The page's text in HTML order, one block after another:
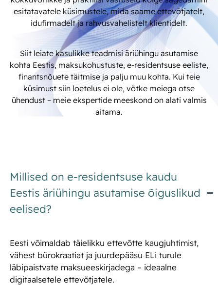
esitatavatele küsimustele, mida saame ettevõtjatelt,
idufirmadelt ja rahvusvahelistelt klientidelt.
Siit leiate kasulikke teadmisi äriühingu asutamise
kohta Eestis, maksukohustuste, e-residentsuse eeliste,
finantsnõuete täitmise ja palju muu kohta. Kui teie
küsimust siin loetelus ei ole, võtke meiega otse
ühendust – meie ekspertide meeskond on alati valmis
aitama.
Millised on e-residentsuse kaudu
Eestis äriühingu asutamise õiguslikud
eelised?
Eesti võimaldab täielikku ettevõtte kaugjuhtimist,
vähest bürokraatiat ja juurdepääsu ELi turule
läbipaistvate maksueeskirjadega – ideaalne
digitaalsetele ettevõtjatele.